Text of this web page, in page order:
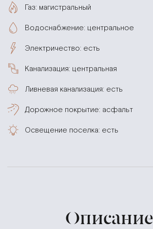
Газ: магистральный
Водоснабжение: центральное
Электричество: есть
Канализация: центральная
Ливневая канализация: есть
Дорожное покрытие: асфальт
Освещение поселка: есть
Описание